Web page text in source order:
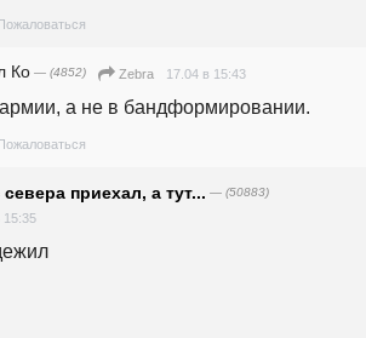
Пожаловаться
Ко — (4852) Zebra 17.04 в 15:43
а не в бандформировании.
севера приехал, а тут... — (50883)
15:35